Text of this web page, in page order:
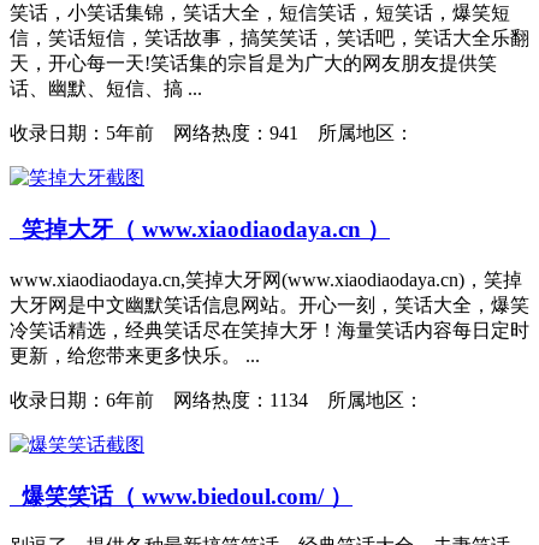
笑话，小笑话集锦，笑话大全，短信笑话，短笑话，爆笑短
信，笑话短信，笑话故事，搞笑笑话，笑话吧，笑话大全乐翻
天，开心每一天!笑话集的宗旨是为广大的网友朋友提供笑
话、幽默、短信、搞 ...
收录日期： 5年前 网络热度：941 所属地区：
笑掉大牙（ www.xiaodiaodaya.cn ）
www.xiaodiaodaya.cn,笑掉大牙网(www.xiaodiaodaya.cn)，笑掉
大牙网是中文幽默笑话信息网站。开心一刻，笑话大全，爆笑
冷笑话精选，经典笑话尽在笑掉大牙！海量笑话内容每日定时
更新，给您带来更多快乐。 ...
收录日期： 6年前 网络热度：1134 所属地区：
爆笑笑话（ www.biedoul.com/ ）